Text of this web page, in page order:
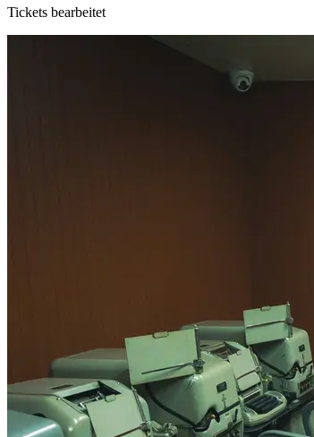
Tickets bearbeitet